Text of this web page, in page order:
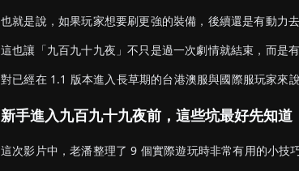
也就是說，如果玩家想要刷更強的裝備，後續還是有動力去
這也讓「九百九十九夜」不只是過一次劇情就結束，而是
對已經在 1.1 版本進入長草期的台港澳服與國際服玩家來
新手進入九百九十九夜前，這些坑最好先知道
這次影片中，老潘整理了 9 個實際遊玩時非常有用的小技巧